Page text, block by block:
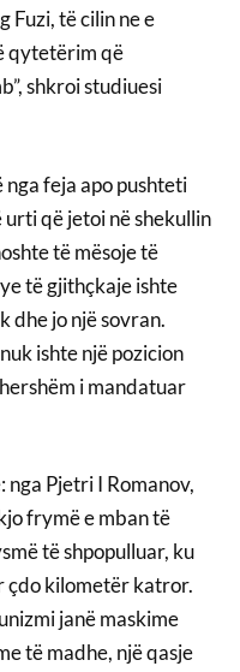
Fuzi, të cilin ne e
qytetërim që
shkroi studiuesi
feja apo pushteti
që jetoi në shekullin
të mësoje të
të gjithçkaje ishte
dhe jo një sovran.
ishte një pozicion
i mandatuar
nga Pjetri I Romanov,
frymë e mban të
të shpopulluar, ku
çdo kilometër katror.
janë maskime
të madhe, një qasje